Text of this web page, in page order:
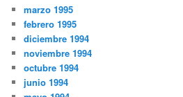
marzo 1995
febrero 1995
diciembre 1994
noviembre 1994
octubre 1994
junio 1994